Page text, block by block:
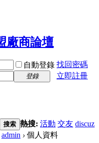
自動登錄 找回密碼
登錄
立即註冊
搜索 熱搜: 活動 交友 discuz
admin › 個人資料